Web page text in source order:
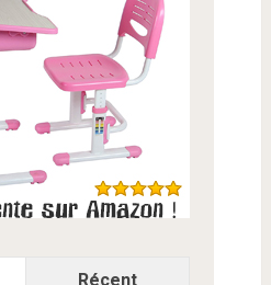
Récent